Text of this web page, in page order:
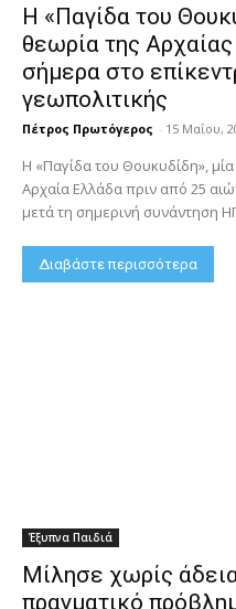
Η «Παγίδα του
θεωρία της
σήμερα στο
γεωπολιτικής
Πέτρος Πρωτόγερος - 15 Μαΐου,
Η «Παγίδα του Θουκυδίδη»,
Αρχαία Ελλάδα πριν από 25
μετά τη σημερινή συνάντηση
Διαβάστε περισσότερα
Έξυπνα Παιδιά
Μίλησε χωρίς
πραγματικό